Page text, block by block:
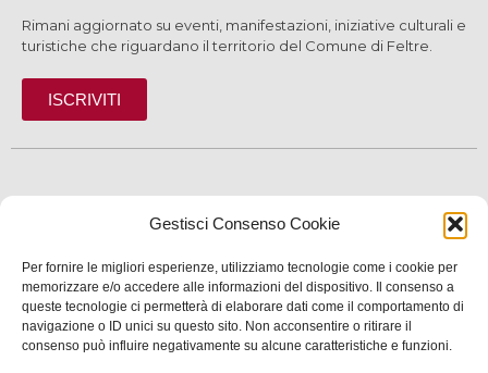
Gestisci Consenso Cookie
Per fornire le migliori esperienze, utilizziamo tecnologie come i cookie per
memorizzare e/o accedere alle informazioni del dispositivo. Il consenso a
queste tecnologie ci permetterà di elaborare dati come il comportamento di
navigazione o ID unici su questo sito. Non acconsentire o ritirare il
consenso può influire negativamente su alcune caratteristiche e funzioni.
Rimani aggiornato su eventi, manifestazioni, iniziative culturali e
turistiche che riguardano il territorio del Comune di Feltre.
ISCRIVITI
SERVIZI
INFORMAZIONI